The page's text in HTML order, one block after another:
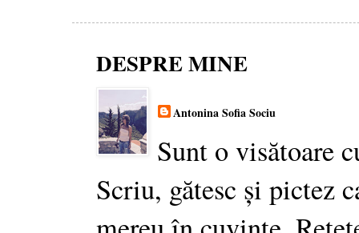
DESPRE MINE
Antonina Sofia Sociu
Sunt o visătoare
Scriu, gătesc și pictez